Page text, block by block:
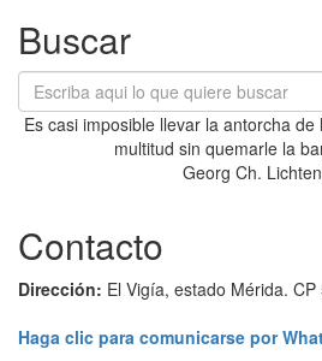
Buscar
Es casi imposible llevar la antorcha
multitud sin quemarle la
Georg Ch.
Contacto
Dirección: El Vigía, estado Mérida. CP
Haga clic para comunicarse por